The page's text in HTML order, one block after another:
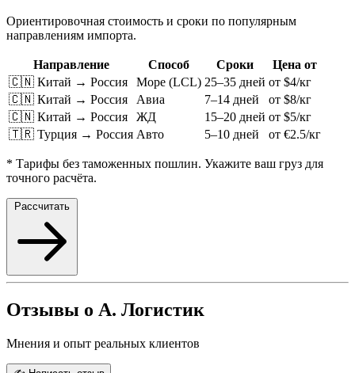
Ориентировочная стоимость и сроки по популярным
направлениям импорта.
Направление Способ Сроки
Цена от
🇨🇳 Китай → Россия
Море (LCL) 25–35 дней от $4/кг
🇨🇳 Китай → Россия
Авиа 7–14 дней
от $8/кг
🇨🇳 Китай → Россия
ЖД 15–20 дней от $5/кг
🇹🇷 Турция → Россия Авто 5–10 дней от €2.5/кг
* Тарифы без таможенных пошлин. Укажите ваш груз для
точного расчёта.
Рассчитать
Отзывы о А. Логистик
Мнения и опыт реальных клиентов